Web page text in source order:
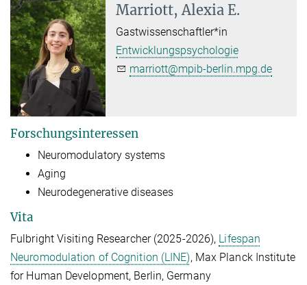
Marriott, Alexia E.
Gastwissenschaftler*in
Entwicklungspsychologie
marriott@mpib-berlin.mpg.de
Forschungsinteressen
Neuromodulatory systems
Aging
Neurodegenerative diseases
Vita
Fulbright Visiting Researcher (2025-2026), Lifespan
Neuromodulation of Cognition (LINE), Max Planck Institute
for Human Development, Berlin, Germany